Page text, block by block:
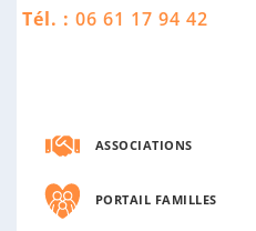
Tél. : 06 61 17 94 42
ASSOCIATIONS
PORTAIL FAMILLES